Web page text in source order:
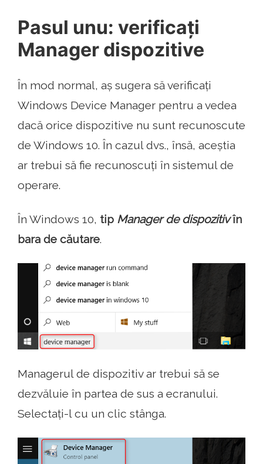
Pasul unu: verificați
Manager dispozitive
În mod normal, aș sugera să verificați
Windows Device Manager pentru a vedea
dacă orice dispozitive nu sunt recunoscute
de Windows 10. În cazul dvs., însă, aceștia
ar trebui să fie recunoscuți în sistemul de
operare.
În Windows 10, tip Manager de dispozitivîn
bara de căutare.
Managerul de dispozitiv ar trebui să se
dezvăluie în partea de sus a ecranului.
Selectați-l cu un clic stânga.